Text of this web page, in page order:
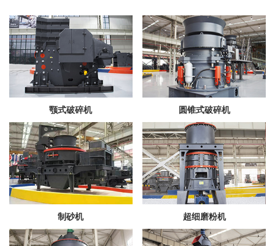
颚式破碎机 圆锥式破碎机
制砂机 超细磨粉机